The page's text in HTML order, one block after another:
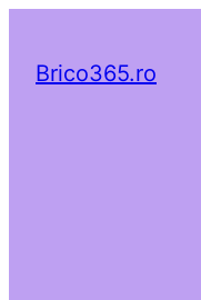
Brico365.ro